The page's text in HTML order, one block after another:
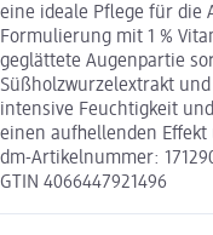
eine ideale Pflege für die
Formulierung mit 1 %
geglättete Augenpartie
Süßholzwurzelextrakt
intensive Feuchtigkeit
einen aufhellenden
dm-Artikelnummer:
GTIN 4066447921496